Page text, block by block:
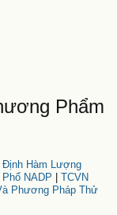
Phẩm
Định Hàm Lượng
NADP
TCVN
Phương Pháp Thử